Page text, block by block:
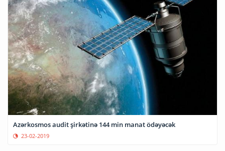
Azərkosmos audit şirkətinə 144 min manat ödəyəcək
23-02-2019